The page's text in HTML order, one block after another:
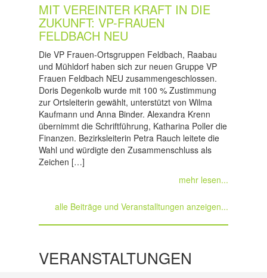
MIT VEREINTER KRAFT IN DIE
ZUKUNFT: VP-FRAUEN
FELDBACH NEU
Die VP Frauen-Ortsgruppen Feldbach, Raabau
und Mühldorf haben sich zur neuen Gruppe VP
Frauen Feldbach NEU zusammengeschlossen.
Doris Degenkolb wurde mit 100 % Zustimmung
zur Ortsleiterin gewählt, unterstützt von Wilma
Kaufmann und Anna Binder. Alexandra Krenn
übernimmt die Schriftführung, Katharina Poller die
Finanzen. Bezirksleiterin Petra Rauch leitete die
Wahl und würdigte den Zusammenschluss als
Zeichen […]
mehr lesen...
alle Beiträge und Veranstalltungen anzeigen...
VERANSTALTUNGEN